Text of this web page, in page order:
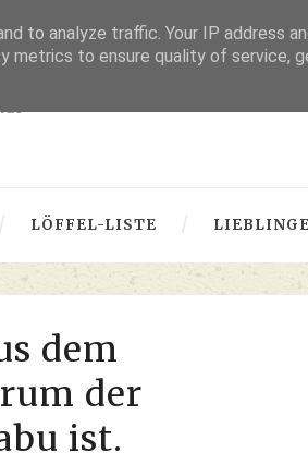
eyes
LÖFFEL-LISTE
dem
der
ist.
to analyze traffic. Your IP address
metrics to ensure quality of service,